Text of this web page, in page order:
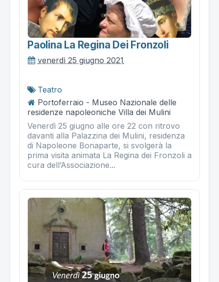
Paolina La Regina Dei Fronzoli
venerdì 25 giugno 2021
Teatro
Portoferraio - Museo Nazionale delle
residenze napoleoniche Villa dei Mulini
Venerdì 25 giugno alle ore 22 con ritrovo
davanti alla Palazzina dei Mulini, residenza
di Napoleone Bonaparte, si svolgerà la
prima visita animata La Regina dei Fronzoli a
cura dell’Associazione...